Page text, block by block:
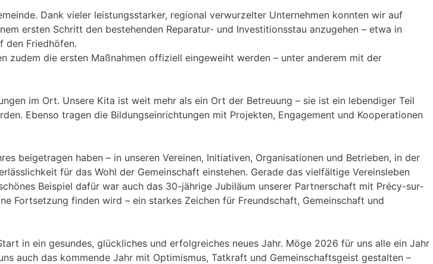
Dank vieler leistungsstarker, regional verwurzelter Unternehmen konnten wir auf
ersten Schritt den bestehenden Reparatur- und Investitionsstau anzugehen – etwa in
den Friedhöfen.
zudem die ersten Maßnahmen offiziell eingeweiht werden – unter anderem mit der
im Ort. Unsere Kita ist weit mehr als ein Ort der Betreuung – sie ist ein lebendiger Teil
Ebenso tragen die Bildungseinrichtungen mit Projekten, Engagement und Kooperationen
beigetragen haben – in unseren Vereinen, Initiativen, Organisationen und Betrieben, in der
für das Wohl der Gemeinschaft einstehen. Gerade das vielfältige Vereinsleben
Beispiel dafür war auch das 30-jährige Jubiläum unserer Partnerschaft mit Précy-sur-
Fortsetzung finden wird – ein starkes Zeichen für Freundschaft, Gemeinschaft und
in ein gesundes, glückliches und erfolgreiches neues Jahr. Möge 2026 für uns alle ein Jahr
auch das kommende Jahr mit Optimismus, Tatkraft und Gemeinschaftsgeist gestalten –